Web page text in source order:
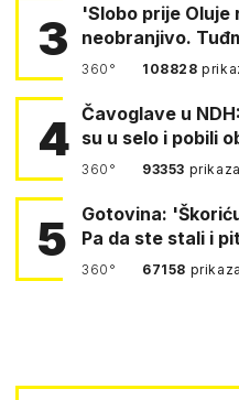
3
'Slobo prije Oluje
neobranjivo.
360° 108828
4 Čavoglave u
su u selo i pobili
360° 93353 prikaza
5
Gotovina:
Pa da ste stali i
360° 67158 prikaza